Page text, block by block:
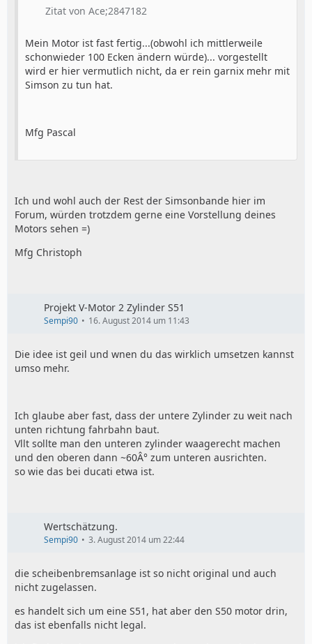
Zitat von Ace;2847182
Mein Motor ist fast fertig...(obwohl ich mittlerweile
schonwieder 100 Ecken ändern würde)... vorgestellt
wird er hier vermutlich nicht, da er rein garnix mehr mit
Simson zu tun hat.
Mfg Pascal
Ich und wohl auch der Rest der Simsonbande hier im
Forum, würden trotzdem gerne eine Vorstellung deines
Motors sehen =)
Mfg Christoph
Projekt V-Motor 2 Zylinder S51
Sempi90 16. August 2014 um 11:43
Die idee ist geil und wnen du das wirklich umsetzen kannst
umso mehr.
Ich glaube aber fast, dass der untere Zylinder zu weit nach
unten richtung fahrbahn baut.
Vllt sollte man den unteren zylinder waagerecht machen
und den oberen dann ~60Â° zum unteren ausrichten.
so wie das bei ducati etwa ist.
Wertschätzung.
Sempi90 3. August 2014 um 22:44
die scheibenbremsanlage ist so nicht original und auch
nicht zugelassen.
es handelt sich um eine S51, hat aber den S50 motor drin,
das ist ebenfalls nicht legal.